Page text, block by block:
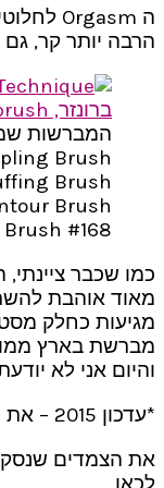
ה Orgasm לחלוטין הכי פחות פיגמנטי מהשלושה והכי פחות ורוד. הוא קרוב בגוון שלו ל Bella Bamba (
הרבה יותר קר,
המברשות
Brush
Brush
Brush
#168
כמו שכבר
מגיעות כחלק
והיום אני לא
*עדכון 2015 – את מוצרי נארס תוכלו לרכוש כעת ב
את הצמדים